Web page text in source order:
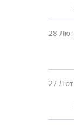
28 Лют
27 Лют